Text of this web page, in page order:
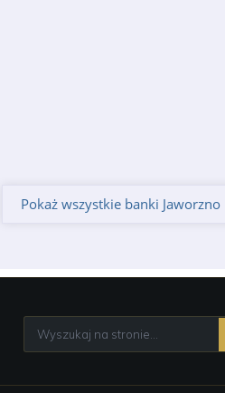
Pokaż wszystkie banki Jaworzno